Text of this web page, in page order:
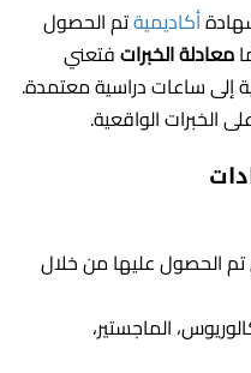
أكاديميةتم الحصول
معادلة الخبراتفتعني
إلى ساعات دراسية معتمدة.
الخبرات الواقعية.
تم الحصول عليها من خلال
الماجستير،